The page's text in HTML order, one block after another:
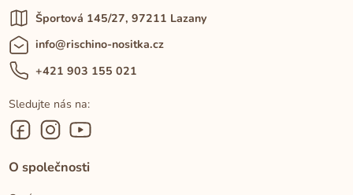
Športová 145/27, 97211 Lazany
info@rischino-nositka.cz
+421 903 155 021
Sledujte nás na:
O společnosti